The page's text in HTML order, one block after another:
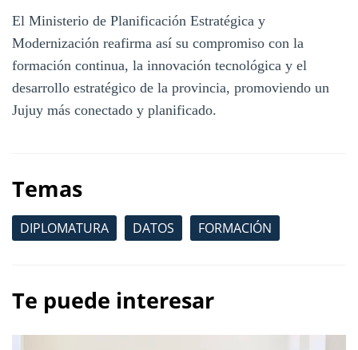
El Ministerio de Planificación Estratégica y
Modernización reafirma así su compromiso con la
formación continua, la innovación tecnológica y el
desarrollo estratégico de la provincia, promoviendo un
Jujuy más conectado y planificado.
Temas
DIPLOMATURA DATOS FORMACIÓN
Te puede interesar